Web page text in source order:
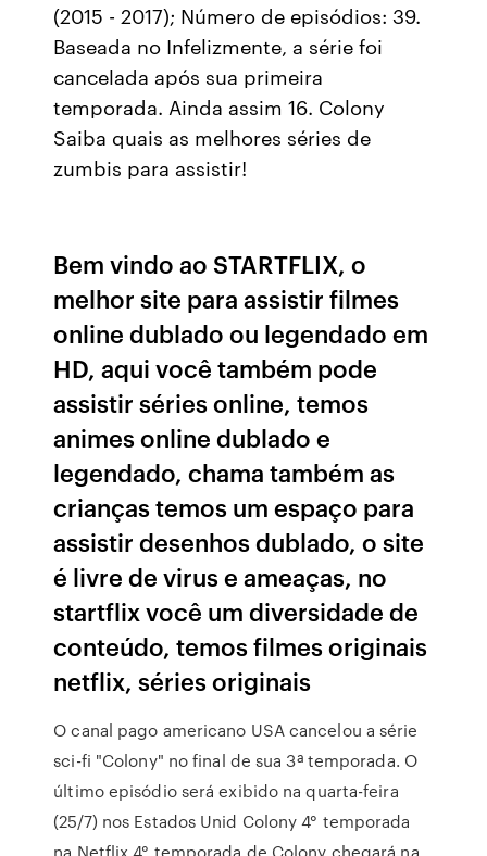
(2015 - 2017); Número de episódios: 39.
Baseada no Infelizmente, a série foi
cancelada após sua primeira
temporada. Ainda assim 16. Colony
Saiba quais as melhores séries de
zumbis para assistir!
Bem vindo ao STARTFLIX, o
melhor site para assistir filmes
online dublado ou legendado em
HD, aqui você também pode
assistir séries online, temos
animes online dublado e
legendado, chama também as
crianças temos um espaço para
assistir desenhos dublado, o site
é livre de virus e ameaças, no
startflix você um diversidade de
conteúdo, temos filmes originais
netflix, séries originais
O canal pago americano USA cancelou a série
sci-fi "Colony" no final de sua 3ª temporada. O
último episódio será exibido na quarta-feira
(25/7) nos Estados Unid Colony 4° temporada
na Netflix 4° temporada de Colony chegará na